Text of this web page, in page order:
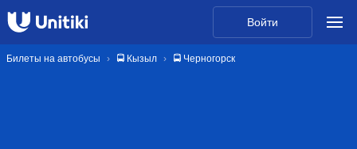
Войти
Билеты на автобусы 🚍 Кызыл 🚍 Черногорск